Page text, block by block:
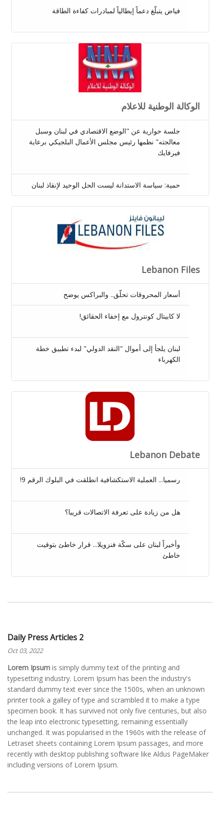
فياض يتبلّغ دعماً إيطالياً لمبادرات كفاءة الطاقة
الوكالة الوطنية للاعلام
جلسة حوارية عن "الوضع الاقتصادي في لبنان وسبل
معالجته" نظمها رئيس مجلس الأعمال البلجيكي برعاية
فيرفايك
حمية: سياسة الاستدانة ليست الحل الوحيد لإنقاذ لبنان
Lebanon Files
أسعار المحروقات تحلّق.. والبراكس يوضح
لا كابيتال كونترول مع إخفاء الحقائق!
لبنان يلجأ إلى أموال "النقد الدولي" لبدء تطبيق خطة
الكهرباء
Lebanon Debate
رسميا... العملية الاستكشافية انطلقت في البلوك الرقم 9!
هل من زيادة على تعرفة الاتصالات قريبا؟
وأخيراً لبنان على سكّة فنزويلا... قرار خاطئ بتوقيت
خاطئ
Daily Press Articles 2
Oct 03, 2022
Lorem Ipsum is simply dummy text of the printing and
typesetting industry. Lorem Ipsum has been the industry's
standard dummy text ever since the 1500s, when an unknown
printer took a galley of type and scrambled it to make a type
specimen book. It has survived not only five centuries, but also
the leap into electronic typesetting, remaining essentially
unchanged. It was popularised in the 1960s with the release of
Letraset sheets containing Lorem Ipsum passages, and more
recently with desktop publishing software like Aldus PageMaker
including versions of Lorem Ipsum.